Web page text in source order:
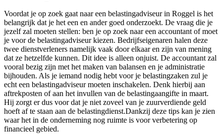
Voordat je op zoek gaat naar een belastingadviseur in Roggel is het
belangrijk dat je het een en ander goed onderzoekt. De vraag die je
jezelf zal moeten stellen: ben je op zoek naar een accountant of moet
je voor de belastingadviseur kiezen. Bedrijfseigenaren halen deze
twee dienstverleners namelijk vaak door elkaar en zijn van mening
dat ze hetzelfde kunnen. Dit idee is alleen onjuist. De accountant zal
vooral bezig zijn met het maken van balansen en je administratie
bijhouden. Als je iemand nodig hebt voor je belastingzaken zul je
echt een belastingadviseur moeten inschakelen. Denk hierbij aan
aftrekposten of aan het invullen van de belastingaangifte in maart.
Hij zorgt er dus voor dat je niet zoveel van je zuurverdiende geld
hoeft af te staan aan de belastingdienst.Dankzij deze tips kan je zien
waar het in de onderneming nog ruimte is voor verbetering op
financieel gebied.